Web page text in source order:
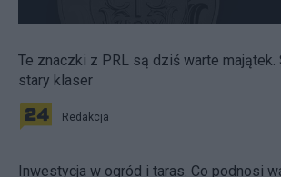
Te znaczki z PRL są dziś warte majątek.
stary klaser
Redakcja
Inwestycja w ogród i taras. Co podnosi